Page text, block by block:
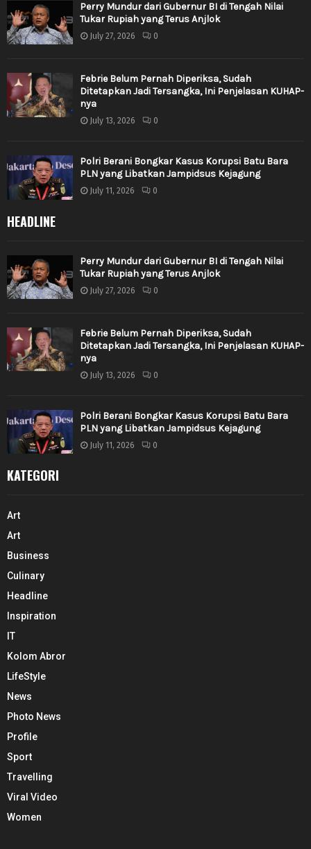
Perry Mundur dari Gubernur BI di Tengah Nilai
Tukar Rupiah yang Terus Anjlok
July 27, 2026 0
Febrie Belum Pernah Diperiksa, Sudah
Ditetapkan Jadi Tersangka, Ini Penjelasan KUHAP-
nya
July 13, 2026 0
Polri Berani Bongkar Kasus Korupsi Batu Bara
PLN yang Libatkan Jampidsus Kejagung
July 11, 2026 0
HEADLINE
Perry Mundur dari Gubernur BI di Tengah Nilai
Tukar Rupiah yang Terus Anjlok
July 27, 2026 0
Febrie Belum Pernah Diperiksa, Sudah
Ditetapkan Jadi Tersangka, Ini Penjelasan KUHAP-
nya
July 13, 2026 0
Polri Berani Bongkar Kasus Korupsi Batu Bara
PLN yang Libatkan Jampidsus Kejagung
July 11, 2026 0
KATEGORI
Art
Art
Business
Culinary
Headline
Inspiration
IT
Kolom Abror
LifeStyle
News
Photo News
Profile
Sport
Travelling
Viral Video
Women